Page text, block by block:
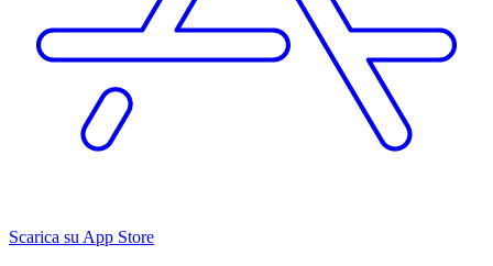
Scarica su App Store